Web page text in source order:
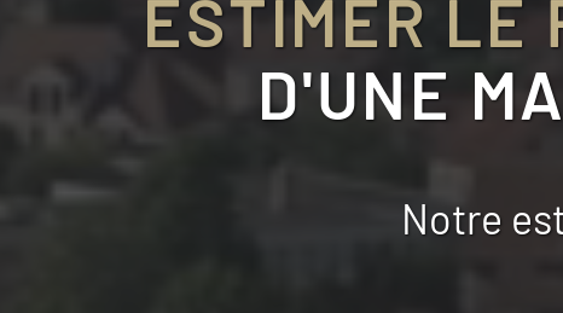
ESTIMER LE
D'UNE
Notre